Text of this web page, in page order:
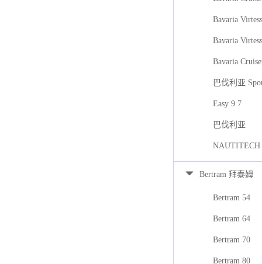
Bavaria
Bavaria
Bavaria
巴伐利亚
Easy 9.7
巴伐利亚
NAUTITECH
Bertram 拜泰姆
Bertram 54
Bertram 64
Bertram 70
Bertram 80